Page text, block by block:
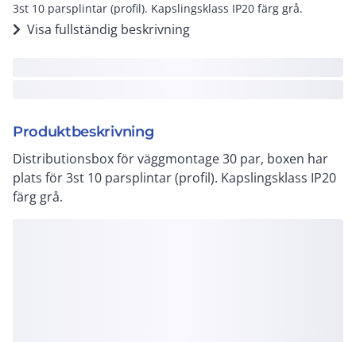
3st 10 parsplintar (profil). Kapslingsklass IP20 färg grå.
Visa fullständig beskrivning
Produktbeskrivning
Distributionsbox för väggmontage 30 par, boxen har
plats för 3st 10 parsplintar (profil). Kapslingsklass IP20
färg grå.